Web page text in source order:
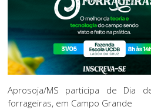
Aprosoja/MS participa de Dia
forrageiras, em Campo Grande